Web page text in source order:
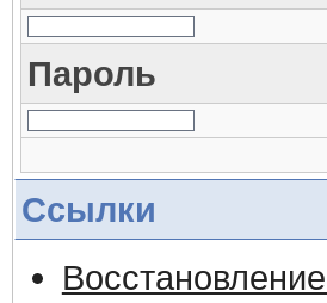
Пароль
Ссылки